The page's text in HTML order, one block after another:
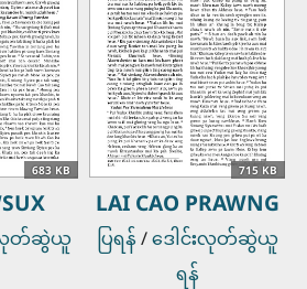
683 KB
လုတ်ဆွဲယူ
715 KB
LAI CAO PRAWNG
ပြရန် /ဒေါင်းလုတ်ဆွဲယူ
ရန်